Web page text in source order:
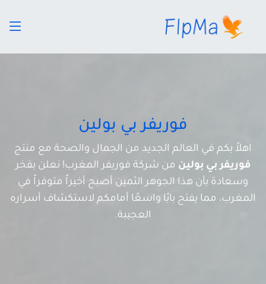
فوريفر بي بولين
اهلاً بكم في العالم الجديد من الجمال والصحة مع منتج
فوريفر بي بولين من شركة فوريفر المغرب! نعلن بفخر
وسعادة بأن هذا الجوهر الثمين أصبح أخيراً متوفراً في
المغرب، مما يفتح بابًا واسعًا أمامكم لاستكشاف أسراره
العجيبة.